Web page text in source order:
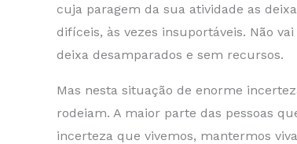
cuja paragem da sua atividade as
difíceis, às vezes insuportáveis. Não
deixa desamparados e sem recursos.
Mas nesta situação de enorme
rodeiam. A maior parte das pessoas
incerteza que vivemos, mantermos